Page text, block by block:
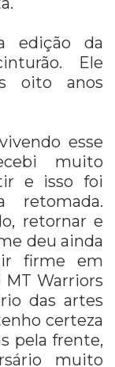
edição da
Ele
oito anos
esse
muito
e isso foi
retomada.
retornar e
deu ainda
firme em
MT Warriors
das artes
certeza
pela frente,
muito